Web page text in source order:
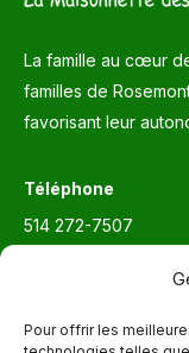
Pour offrir les
La famille au cœur
familles de
favorisant leur
Téléphone
514 272-7507